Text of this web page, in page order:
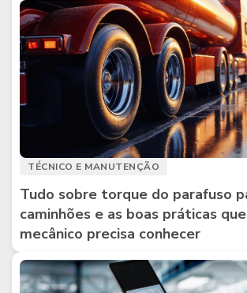
TÉCNICO E MANUTENÇÃO
Tudo sobre torque do parafuso
caminhões e as boas práticas
mecânico precisa conhecer